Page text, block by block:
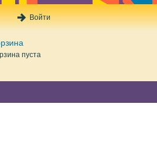
Войти
пуста